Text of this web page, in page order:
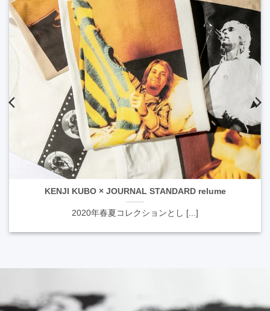
KENJI KUBO × JOURNAL STANDARD relume
2020年春夏コレクションとし [...]